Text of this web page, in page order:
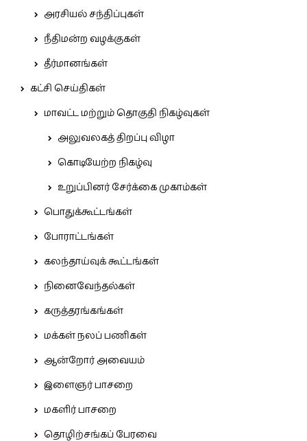
அரசியல் சந்திப்புகள்
நீதிமன்ற வழக்குகள்
தீர்மானங்கள்
கட்சி செய்திகள்
மாவட்ட மற்றும் தொகுதி நிகழ்வுகள்
அலுவலகத் திறப்பு விழா
கொடியேற்ற நிகழ்வு
உறுப்பினர் சேர்க்கை முகாம்கள்
பொதுக்கூட்டங்கள்
போராட்டங்கள்
கலந்தாய்வுக் கூட்டங்கள்
நினைவேந்தல்கள்
கருத்தரங்கங்கள்
மக்கள் நலப் பணிகள்
ஆன்றோர் அவையம்
இளைஞர் பாசறை
மகளிர் பாசறை
தொழிற்சங்கப் பேரவை